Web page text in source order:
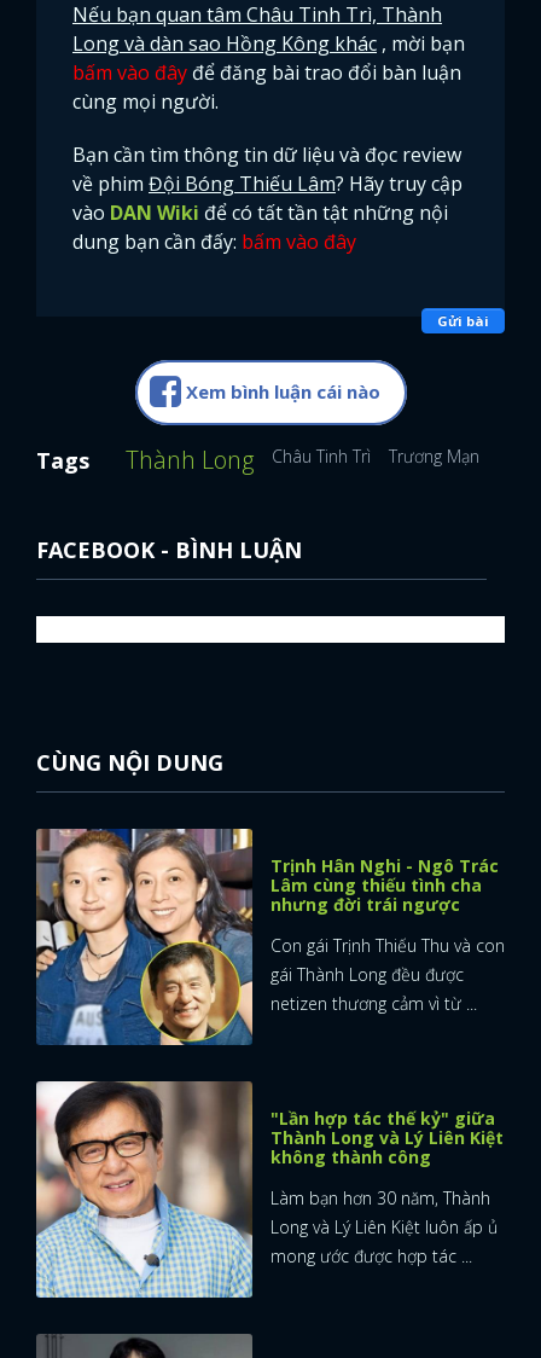
Nếu bạn quan tâm Châu Tinh Trì, Thành
Long và dàn sao Hồng Kông khác , mời bạn
bấm vào đây để đăng bài trao đổi bàn luận
cùng mọi người.
Bạn cần tìm thông tin dữ liệu và đọc review
về phim Đội Bóng Thiếu Lâm? Hãy truy cập
vào DAN Wiki để có tất tần tật những nội
dung bạn cần đấy: bấm vào đây
Gửi bài
Xem bình luận cái nào
Tags Thành Long Châu Tinh Trì Trương Mạn Ngọc
FACEBOOK - BÌNH LUẬN
CÙNG NỘI DUNG
Trịnh Hân Nghi - Ngô Trác
Lâm cùng thiếu tình cha
nhưng đời trái ngược
Con gái Trịnh Thiếu Thu và con
gái Thành Long đều được
netizen thương cảm vì từ ...
"Lần hợp tác thế kỷ" giữa
Thành Long và Lý Liên Kiệt
không thành công
Làm bạn hơn 30 năm, Thành
Long và Lý Liên Kiệt luôn ấp ủ
mong ước được hợp tác ...